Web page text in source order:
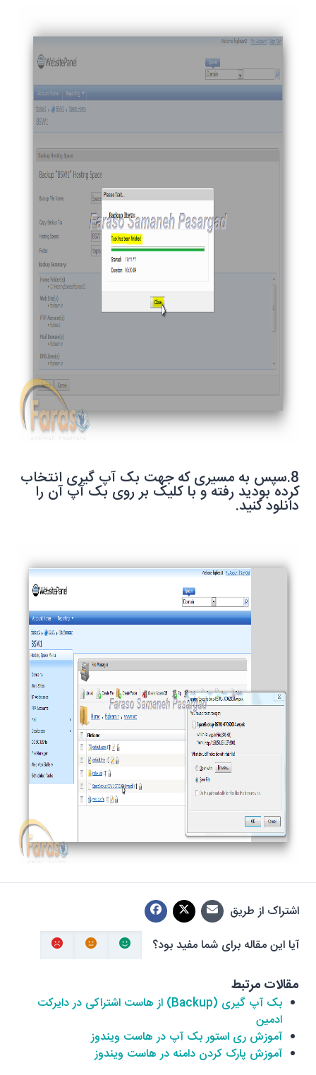
8.سپس به مسیری که جهت بک آپ گیری انتخاب
کرده بودید رفته و با کلیک بر روی بک آپ آن را
دانلود کنید.
اشتراک از طریق
آیا این مقاله برای شما مفید بود؟
مقالات مرتبط
بک آپ گیری (Backup) از هاست اشتراکی در دایرکت
ادمین
آموزش ری استور بک آپ در هاست ویندوز
آموزش پارک کردن دامنه در هاست ویندوز